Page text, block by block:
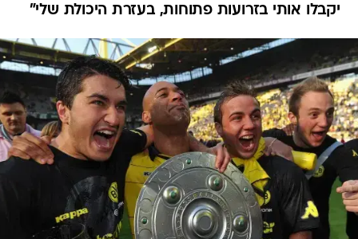
יקבלו אותי בזרועות פתוחות, בעזרת היכולת שלי"